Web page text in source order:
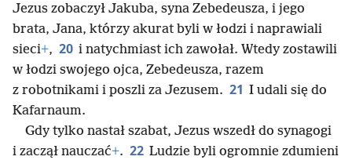
Jezus zobaczył Jakuba, syna Zebedeusza, i jego
brata, Jana, którzy akurat byli w łodzi i naprawiali
sieci+, 20 i natychmiast ich zawołał. Wtedy zostawili
w łodzi swojego ojca, Zebedeusza, razem
z robotnikami i poszli za Jezusem. 21 I udali się do
Kafarnaum.
Gdy tylko nastał szabat, Jezus wszedł do synagogi
i zaczął nauczać+. 22 Ludzie byli ogromnie zdumieni